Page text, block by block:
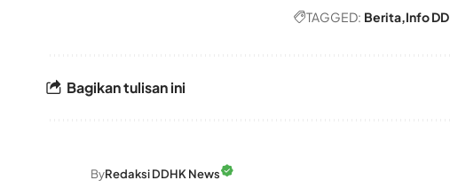
TAGGED: Berita Info DD
Bagikan tulisan ini
ByRedaksi DDHK News